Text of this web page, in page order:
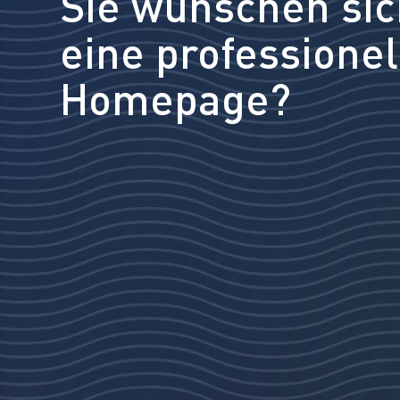
eine
Homepage?